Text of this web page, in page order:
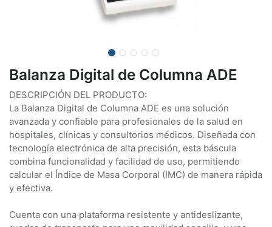
Balanza Digital de Columna ADE
DESCRIPCIÓN DEL PRODUCTO:
La Balanza Digital de Columna ADE es una solución
avanzada y confiable para profesionales de la salud en
hospitales, clínicas y consultorios médicos. Diseñada con
tecnología electrónica de alta precisión, esta báscula
combina funcionalidad y facilidad de uso, permitiendo
calcular el Índice de Masa Corporal (IMC) de manera rápida
y efectiva.
Cuenta con una plataforma resistente y antideslizante,